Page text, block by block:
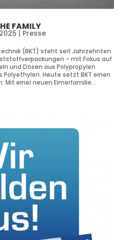
FAMILY
| Presse
(BKT) steht seit Jahrzehnten
– mit Fokus auf
und Dosen aus Polypropylen
Polyethylen. Heute setzt BKT einen
Mit einer neuen Eimerfamilie...